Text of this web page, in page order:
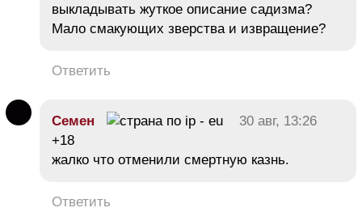
выкладывать жуткое описание садизма?
Мало смакующих зверства и извращение?
Ответить
Семен
30 авг, 13:26
+18
жалко что отменили смертную казнь.
Ответить